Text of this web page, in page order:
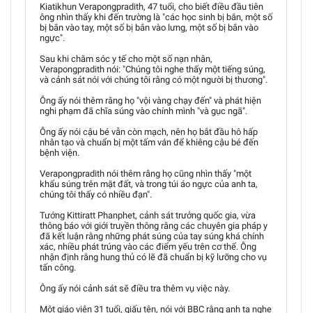
Kiatikhun Verapongpradith, 47 tuổi, cho biết điều đầu tiên
ông nhìn thấy khi đến trường là "các học sinh bị bắn, một số
bị bắn vào tay, một số bị bắn vào lưng, một số bị bắn vào
ngực".
Sau khi chăm sóc y tế cho một số nạn nhân,
Verapongpradith nói: "Chúng tôi nghe thấy một tiếng súng,
và cảnh sát nói với chúng tôi rằng có một người bị thương".
Ông ấy nói thêm rằng họ "vội vàng chạy đến" và phát hiện
nghi phạm đã chĩa súng vào chính mình "và gục ngã".
Ông ấy nói cậu bé vẫn còn mạch, nên họ bắt đầu hô hấp
nhân tạo và chuẩn bị một tấm ván để khiêng cậu bé đến
bệnh viện.
Verapongpradith nói thêm rằng họ cũng nhìn thấy "một
khẩu súng trên mặt đất, và trong túi áo ngực của anh ta,
chúng tôi thấy có nhiều đạn".
Tướng Kittiratt Phanphet, cảnh sát trưởng quốc gia, vừa
thông báo với giới truyền thông rằng các chuyên gia pháp y
đã kết luận rằng những phát súng của tay súng khá chính
xác, nhiều phát trúng vào các điểm yếu trên cơ thể. Ông
nhận định rằng hung thủ có lẽ đã chuẩn bị kỹ lưỡng cho vụ
tấn công.
Ông ấy nói cảnh sát sẽ điều tra thêm vụ việc này.
Một giáo viên 31 tuổi, giấu tên, nói với BBC rằng anh ta nghe